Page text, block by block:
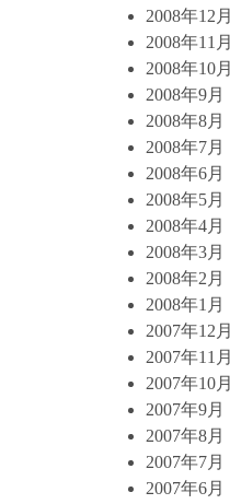
2008年12月
2008年11月
2008年10月
2008年9月
2008年8月
2008年7月
2008年6月
2008年5月
2008年4月
2008年3月
2008年2月
2008年1月
2007年12月
2007年11月
2007年10月
2007年9月
2007年8月
2007年7月
2007年6月